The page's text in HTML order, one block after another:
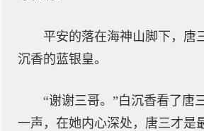
平安的落在海神山脚下，唐
沉香的蓝银皇。
“谢谢三哥。”白沉香看了唐
一声，在她内心深处，唐三才是